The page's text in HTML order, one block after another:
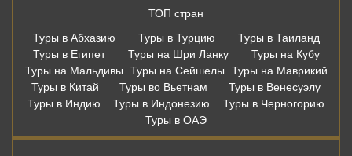
ТОП стран
Туры в Абхазию
Туры в Турцию
Туры в Таиланд
Туры в Египет
Туры на Шри Ланку
Туры на Кубу
Туры на Мальдивы
Туры на Сейшелы
Туры на Маврикий
Туры в Китай
Туры во Вьетнам
Туры в Венесуэлу
Туры в Индию
Туры в Индонезию
Туры в Черногорию
Туры в ОАЭ